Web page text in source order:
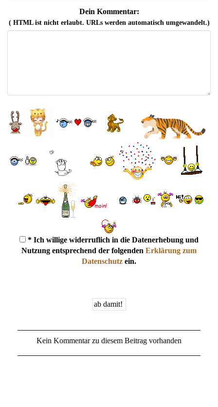
Dein Kommentar:
( HTML ist nichterlaubt. URLs werden automatisch umgewandelt.)
* Ich willige widerruflich in die Datenerhebung und
Nutzung entsprechend der folgenden Erklärung zum
Datenschutz ein.
Kein Kommentar zu diesem Beitrag vorhanden